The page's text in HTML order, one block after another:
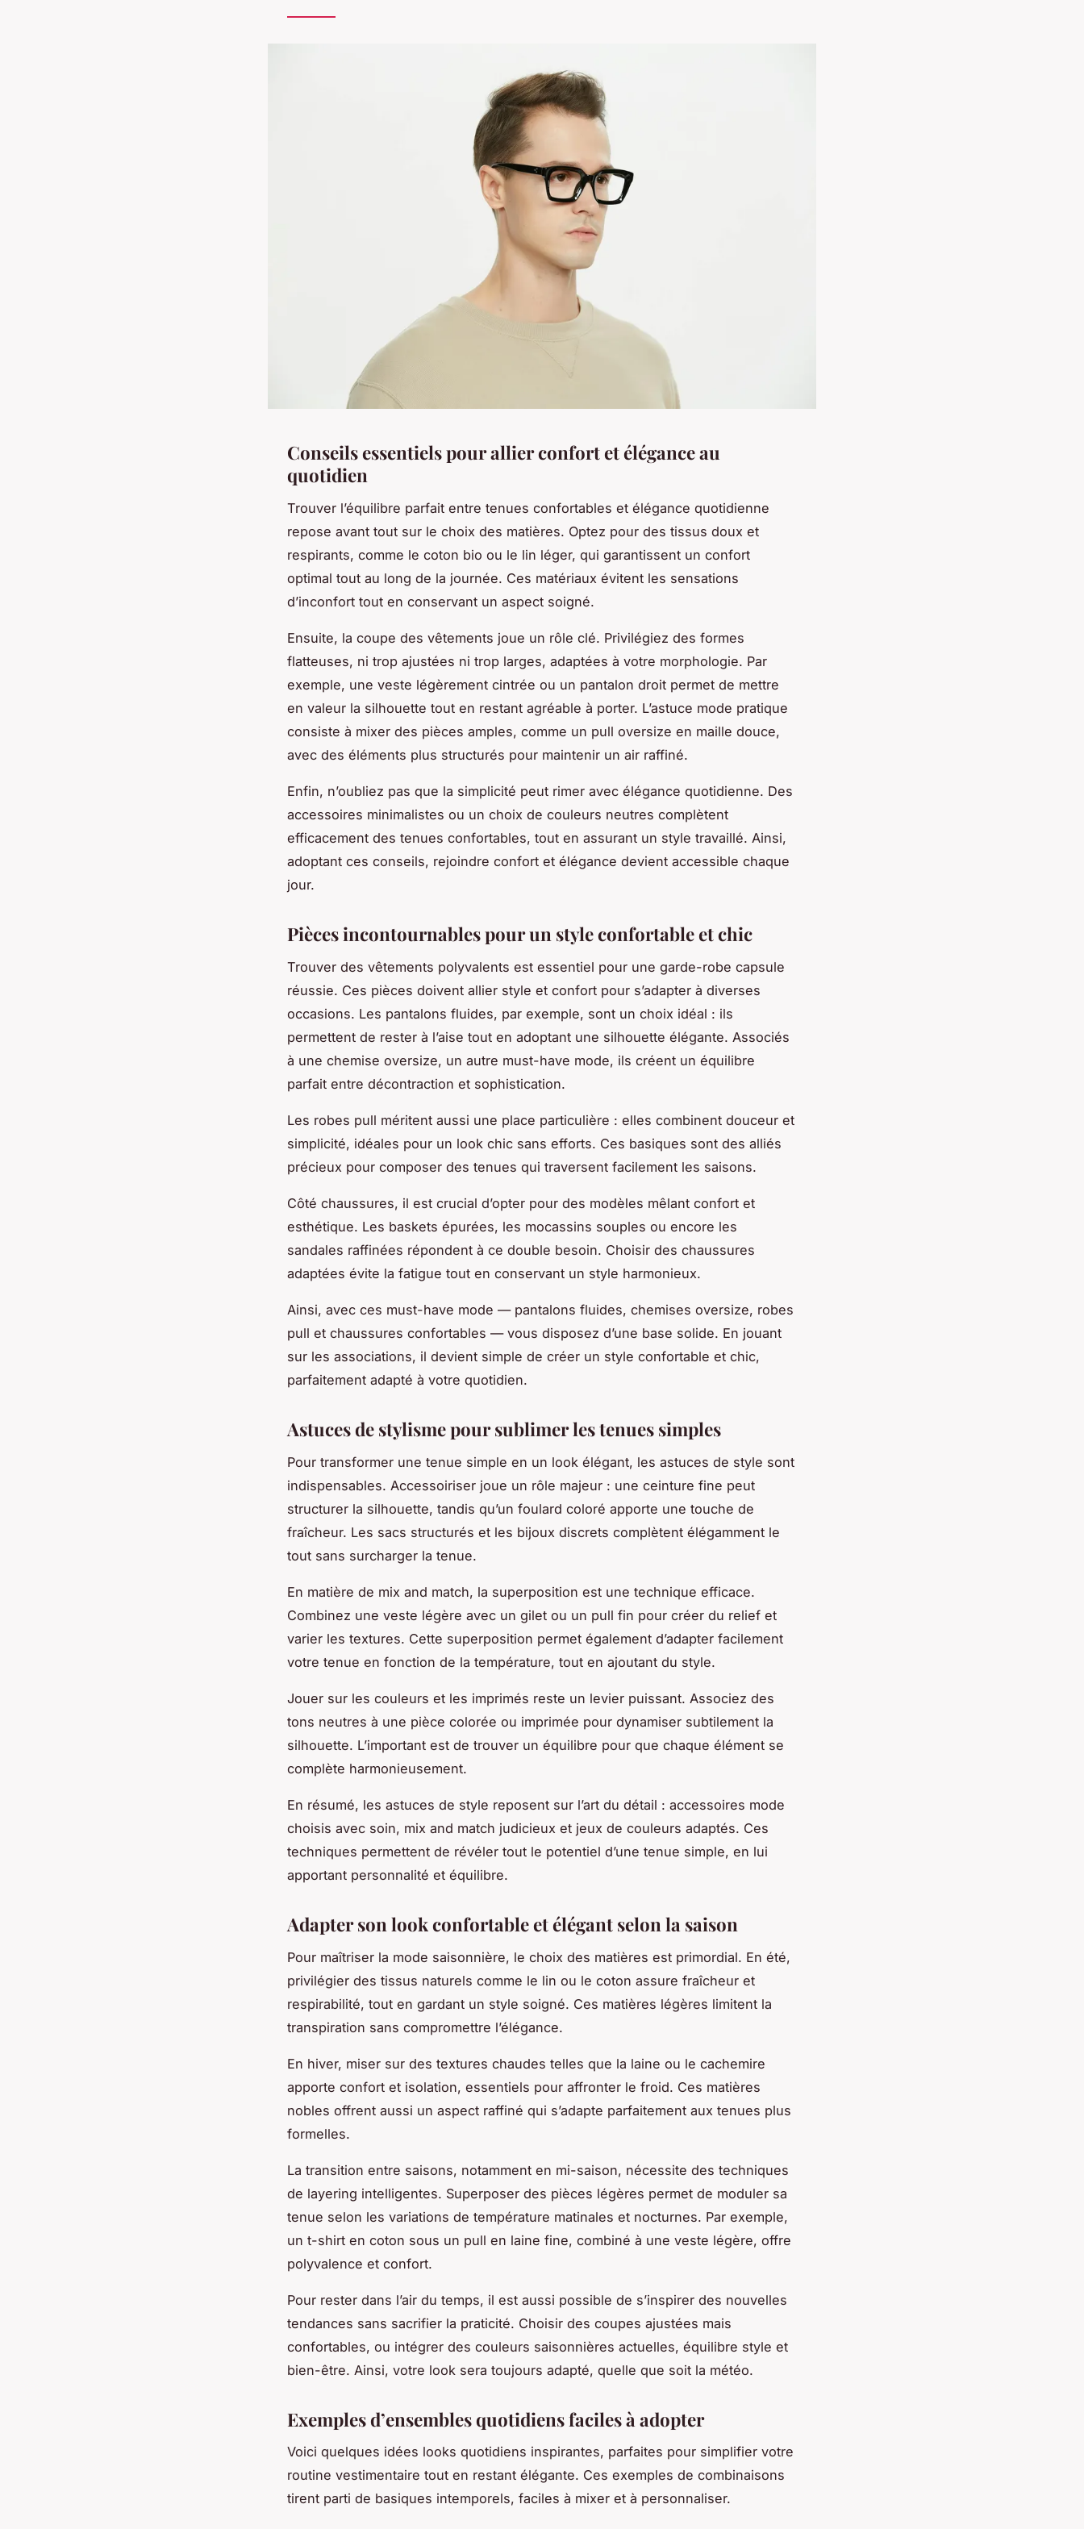
Conseils essentiels pour allier confort et élégance au
quotidien
Trouver l’équilibre parfait entre tenues confortables et élégance quotidienne
repose avant tout sur le choix des matières. Optez pour des tissus doux et
respirants, comme le coton bio ou le lin léger, qui garantissent un confort
optimal tout au long de la journée. Ces matériaux évitent les sensations
d’inconfort tout en conservant un aspect soigné.
Ensuite, la coupe des vêtements joue un rôle clé. Privilégiez des formes
flatteuses, ni trop ajustées ni trop larges, adaptées à votre morphologie. Par
exemple, une veste légèrement cintrée ou un pantalon droit permet de mettre
en valeur la silhouette tout en restant agréable à porter. L’astuce mode pratique
consiste à mixer des pièces amples, comme un pull oversize en maille douce,
avec des éléments plus structurés pour maintenir un air raffiné.
Enfin, n’oubliez pas que la simplicité peut rimer avec élégance quotidienne. Des
accessoires minimalistes ou un choix de couleurs neutres complètent
efficacement des tenues confortables, tout en assurant un style travaillé. Ainsi,
adoptant ces conseils, rejoindre confort et élégance devient accessible chaque
jour.
Pièces incontournables pour un style confortable et chic
Trouver des vêtements polyvalents est essentiel pour une garde-robe capsule
réussie. Ces pièces doivent allier style et confort pour s’adapter à diverses
occasions. Les pantalons fluides, par exemple, sont un choix idéal : ils
permettent de rester à l’aise tout en adoptant une silhouette élégante. Associés
à une chemise oversize, un autre must-have mode, ils créent un équilibre
parfait entre décontraction et sophistication.
Les robes pull méritent aussi une place particulière : elles combinent douceur et
simplicité, idéales pour un look chic sans efforts. Ces basiques sont des alliés
précieux pour composer des tenues qui traversent facilement les saisons.
Côté chaussures, il est crucial d’opter pour des modèles mêlant confort et
esthétique. Les baskets épurées, les mocassins souples ou encore les
sandales raffinées répondent à ce double besoin. Choisir des chaussures
adaptées évite la fatigue tout en conservant un style harmonieux.
Ainsi, avec ces must-have mode — pantalons fluides, chemises oversize, robes
pull et chaussures confortables — vous disposez d’une base solide. En jouant
sur les associations, il devient simple de créer un style confortable et chic,
parfaitement adapté à votre quotidien.
Astuces de stylisme pour sublimer les tenues simples
Pour transformer une tenue simple en un look élégant, les astuces de style sont
indispensables. Accessoiriser joue un rôle majeur : une ceinture fine peut
structurer la silhouette, tandis qu’un foulard coloré apporte une touche de
fraîcheur. Les sacs structurés et les bijoux discrets complètent élégamment le
tout sans surcharger la tenue.
En matière de mix and match, la superposition est une technique efficace.
Combinez une veste légère avec un gilet ou un pull fin pour créer du relief et
varier les textures. Cette superposition permet également d’adapter facilement
votre tenue en fonction de la température, tout en ajoutant du style.
Jouer sur les couleurs et les imprimés reste un levier puissant. Associez des
tons neutres à une pièce colorée ou imprimée pour dynamiser subtilement la
silhouette. L’important est de trouver un équilibre pour que chaque élément se
complète harmonieusement.
En résumé, les astuces de style reposent sur l’art du détail : accessoires mode
choisis avec soin, mix and match judicieux et jeux de couleurs adaptés. Ces
techniques permettent de révéler tout le potentiel d’une tenue simple, en lui
apportant personnalité et équilibre.
Adapter son look confortable et élégant selon la saison
Pour maîtriser la mode saisonnière, le choix des matières est primordial. En été,
privilégier des tissus naturels comme le lin ou le coton assure fraîcheur et
respirabilité, tout en gardant un style soigné. Ces matières légères limitent la
transpiration sans compromettre l’élégance.
En hiver, miser sur des textures chaudes telles que la laine ou le cachemire
apporte confort et isolation, essentiels pour affronter le froid. Ces matières
nobles offrent aussi un aspect raffiné qui s’adapte parfaitement aux tenues plus
formelles.
La transition entre saisons, notamment en mi-saison, nécessite des techniques
de layering intelligentes. Superposer des pièces légères permet de moduler sa
tenue selon les variations de température matinales et nocturnes. Par exemple,
un t-shirt en coton sous un pull en laine fine, combiné à une veste légère, offre
polyvalence et confort.
Pour rester dans l’air du temps, il est aussi possible de s’inspirer des nouvelles
tendances sans sacrifier la praticité. Choisir des coupes ajustées mais
confortables, ou intégrer des couleurs saisonnières actuelles, équilibre style et
bien-être. Ainsi, votre look sera toujours adapté, quelle que soit la météo.
Exemples d’ensembles quotidiens faciles à adopter
Voici quelques idées looks quotidiens inspirantes, parfaites pour simplifier votre
routine vestimentaire tout en restant élégante. Ces exemples de combinaisons
tirent parti de basiques intemporels, faciles à mixer et à personnaliser.